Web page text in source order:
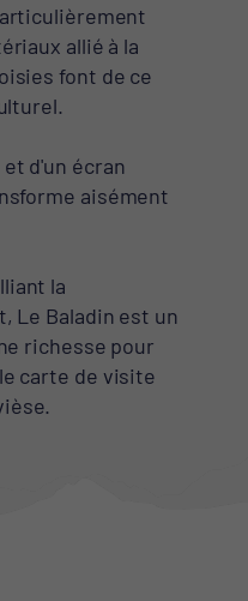
allié à la
font de ce
d'un écran
aisément
la
Le Baladin est un
richesse pour
carte de visite